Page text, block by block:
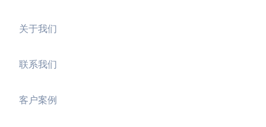
关于我们
联系我们
客户案例